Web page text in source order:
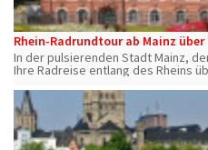
Rhein-Radrundtour ab Mainz
In der pulsierenden Stadt Mainz,
Ihre Radreise entlang des Rheins
Mainz.